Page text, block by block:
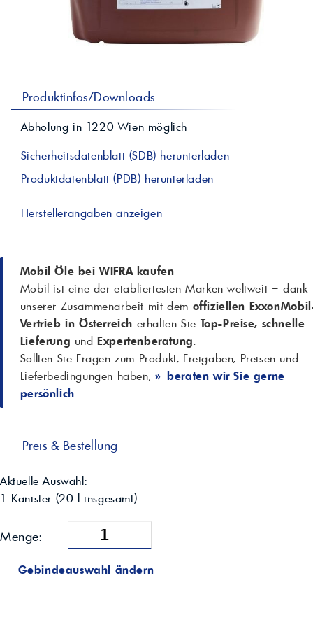
Schmierstoffe
Spindelöle
professionelle
Farbmittel für
Produktinfos/Downloads
Abholung in 1220 Wien möglich
Sicherheitsdatenblatt (SDB) herunterladen
Produktdatenblatt (PDB) herunterladen
Herstellerangaben anzeigen
Mobil Öle bei WIFRA kaufen
Mobil ist eine der etabliertesten Marken weltweit – dank
unserer Zusammenarbeit mit dem offiziellen
Vertrieb in Österreich erhalten Sie Top-Preise, schnelle
Lieferung undExpertenberatung.
Sollten Sie Fragen zum Produkt, Freigaben, Preisen und
Lieferbedingungen haben, » beraten wir Sie gerne
persönlich
Preis & Bestellung
Aktuelle Auswahl:
1 Kanister (20 l insgesamt)
Menge:
Gebindeauswahl ändern